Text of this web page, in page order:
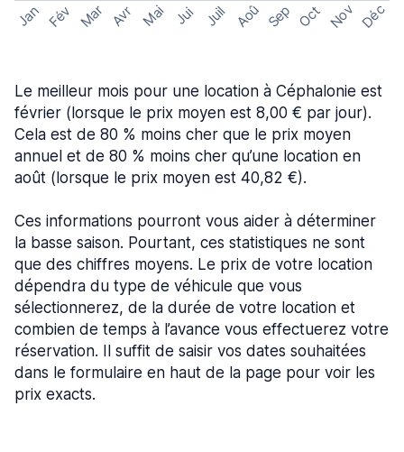
Jan Fév Mar Avr Mai Jui Juil Aoû Sep Oct Nov Déc
Le meilleur mois pour une location à Céphalonie est
février (lorsque le prix moyen est 8,00 € par jour).
Cela est de 80 % moins cher que le prix moyen
annuel et de 80 % moins cher qu’une location en
août (lorsque le prix moyen est 40,82 €).
Ces informations pourront vous aider à déterminer
la basse saison. Pourtant, ces statistiques ne sont
que des chiffres moyens. Le prix de votre location
dépendra du type de véhicule que vous
sélectionnerez, de la durée de votre location et
combien de temps à l’avance vous effectuerez votre
réservation. Il suffit de saisir vos dates souhaitées
dans le formulaire en haut de la page pour voir les
prix exacts.